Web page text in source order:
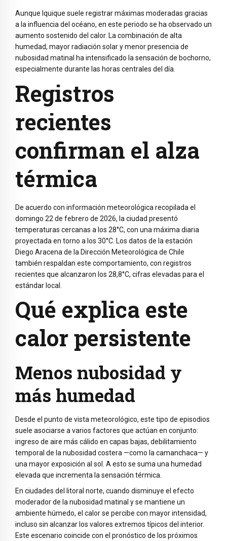
Aunque Iquique suele registrar máximas moderadas gracias
a la influencia del océano, en este periodo se ha observado un
aumento sostenido del calor. La combinación de alta
humedad, mayor radiación solar y menor presencia de
nubosidad matinal ha intensificado la sensación de bochorno,
especialmente durante las horas centrales del día.
Registros
recientes
confirman el alza
térmica
De acuerdo con información meteorológica recopilada el
domingo 22 de febrero de 2026, la ciudad presentó
temperaturas cercanas a los 28°C, con una máxima diaria
proyectada en torno a los 30°C. Los datos de la estación
Diego Aracena de la Dirección Meteorológica de Chile
también respaldan este comportamiento, con registros
recientes que alcanzaron los 28,8°C, cifras elevadas para el
estándar local.
Qué explica este
calor persistente
Menos nubosidad y
más humedad
Desde el punto de vista meteorológico, este tipo de episodios
suele asociarse a varios factores que actúan en conjunto:
ingreso de aire más cálido en capas bajas, debilitamiento
temporal de la nubosidad costera —como la camanchaca— y
una mayor exposición al sol. A esto se suma una humedad
elevada que incrementa la sensación térmica.
En ciudades del litoral norte, cuando disminuye el efecto
moderador de la nubosidad matinal y se mantiene un
ambiente húmedo, el calor se percibe con mayor intensidad,
incluso sin alcanzar los valores extremos típicos del interior.
Este escenario coincide con el pronóstico de los próximos